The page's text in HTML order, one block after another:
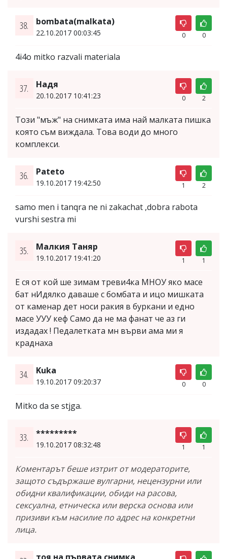
38. bombata(malkata)
22.10.2017 00:03:45 0 0
4i4o mitko razvali materiala
37. Надя
20.10.2017 10:41:23 0 2
Този "мъж" на снимката има най малката пишка
която съм виждала. Това води до много
комплекси.
36. Pateto
19.10.2017 19:42:50 1 2
samo men i tanqra ne ni zakachat ,dobra rabota
vurshi sestra mi
35. Малкия Таняр
19.10.2017 19:41:20 1 1
Е ся от кой ше зимам треви4ка МНОУ яко масе
бат нИдялко даваше с бомбата и ицо мишката
от каменар дет носи ракия в буркани и едно
масе УУУ кеф Само да не ма фанат че аз ги
издадах ! Педалетката мн върви ама ми я
краднаха
34. Kuka
19.10.2017 09:20:37 0 0
Mitko da se stjga.
33. *********
19.10.2017 08:32:48 1 1
Коментарът беше изтрит от модераторите,
защото съдържаше вулгарни, нецензурни или
обидни квалификации, обиди на расова,
сексуална, етническа или верска основа или
призиви към насилие по адрес на конкретни
лица.